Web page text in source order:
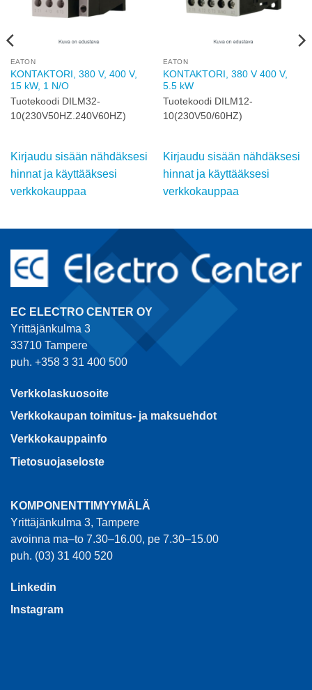
EATON
KONTAKTORI, 380 V, 400 V,
15 kW, 1 N/O
Tuotekoodi DILM32-
10(230V50HZ.240V60HZ)
Kirjaudu sisään nähdäksesi
hinnat ja käyttääksesi
verkkokauppaa
EATON
KONTAKTORI, 380 V 400 V,
5.5 kW
Tuotekoodi DILM12-
10(230V50/60HZ)
Kirjaudu sisään nähdäksesi
hinnat ja käyttääksesi
verkkokauppaa
EC ELECTRO CENTER OY
Yrittäjänkulma 3
33710 Tampere
puh. +358 3 31 400 500
Verkkolaskuosoite
Verkkokaupan toimitus- ja maksuehdot
Verkkokauppainfo
Tietosuojaseloste
KOMPONENTTIMYYMÄLÄ
Yrittäjänkulma 3, Tampere
avoinna ma–to 7.30–16.00, pe 7.30–15.00
puh. (03) 31 400 520
Linkedin
Instagram